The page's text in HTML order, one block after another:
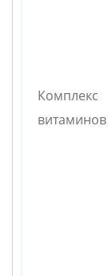
Комплекс
витаминов